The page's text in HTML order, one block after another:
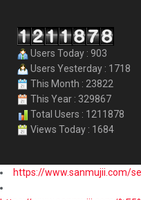
Users Today : 903
Users Yesterday : 1718
This Month : 23822
This Year : 329867
Total Users : 1211878
Views Today : 1684
https://www.sanmujii.com/